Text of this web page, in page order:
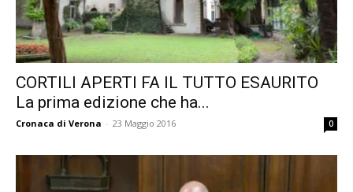
CORTILI APERTI FA IL TUTTO ESAURITO
La prima edizione che ha...
Cronaca di Verona - 23 Maggio 2016 0